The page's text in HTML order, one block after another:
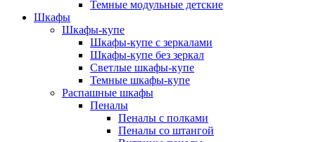
Темные модульные детские
Шкафы
Шкафы-купе
Шкафы-купе с зеркалами
Шкафы-купе без зеркал
Светлые шкафы-купе
Темные шкафы-купе
Распашные шкафы
Пеналы
Пеналы с полками
Пеналы со штангой